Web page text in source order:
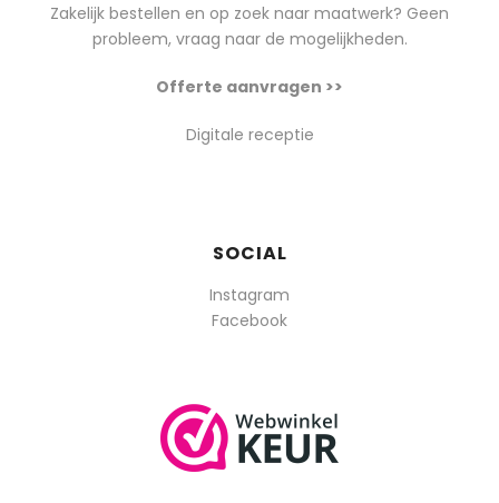
Zakelijk bestellen en op zoek naar maatwerk? Geen
probleem, vraag naar de mogelijkheden.
Offerte aanvragen >>
Digitale receptie
SOCIAL
Instagram
Facebook